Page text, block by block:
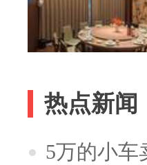
热点新闻
5万的小车